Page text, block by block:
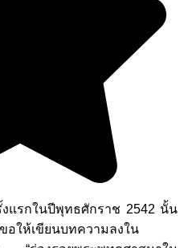
รกในปีพุทธศักราช 2542 นั้น
ให้เขียนบทความลงใน